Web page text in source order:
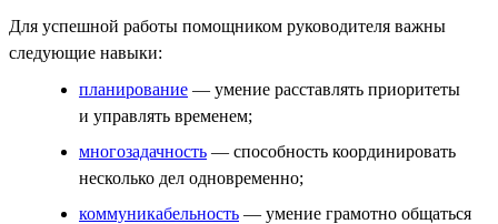
Для успешной работы помощником руководителя важны
следующие навыки:
планирование — умение расставлять приоритеты
и управлять временем;
многозадачность — способность координировать
несколько дел одновременно;
коммуникабельность — умение грамотно общаться